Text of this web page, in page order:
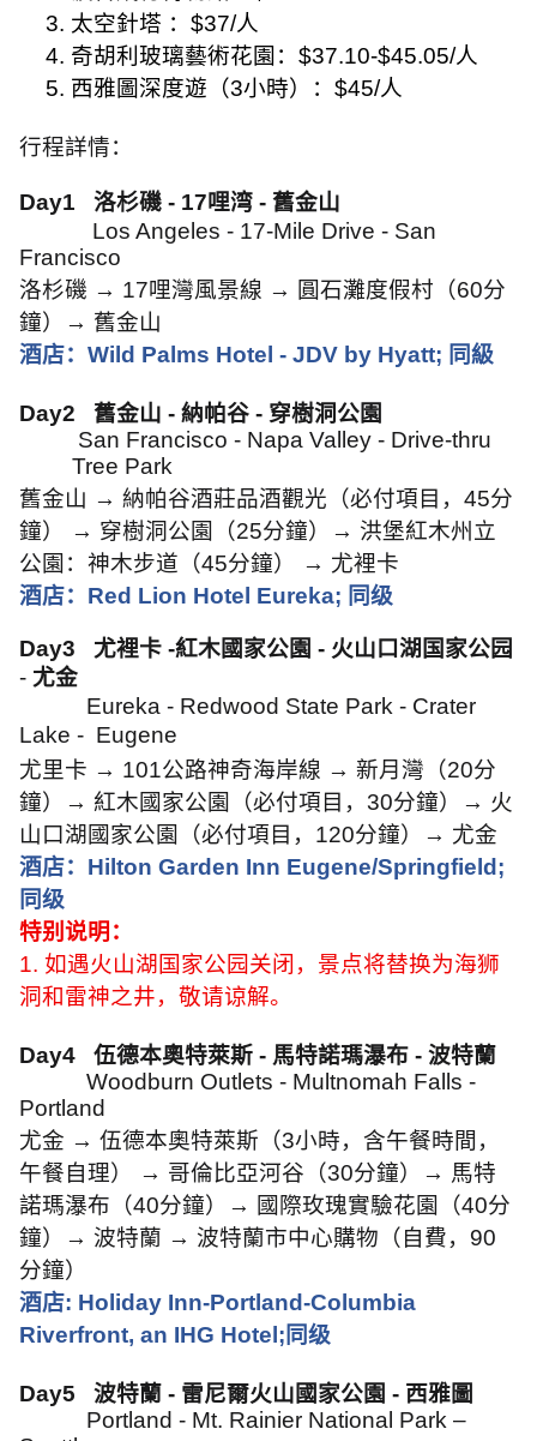
3. 太空針塔 ： $37/人
4. 奇胡利玻璃藝術花園： $37.10-$45.05/人
5. 西雅圖深度遊（3小時）： $45/人
行程詳情：
Day1 洛杉磯 - 17哩湾 - 舊金山
Los Angeles - 17-Mile Drive - San
Francisco
洛杉磯 → 17哩灣風景線 → 圓石灘度假村（60分
鐘）
→ 舊金山
酒店： Wild Palms Hotel - JDV by Hyatt; 同級
Day2 舊金山 - 納帕谷 - 穿樹洞公園
San Francisco - Napa Valley - Drive-thru
Tree Park
舊金山 → 納帕谷酒莊品酒觀光（必付項目， 45分
鐘）
→ 穿樹洞公園（25分鐘） → 洪堡紅木州立
公園：神木步道（45分鐘） → 尤裡卡
酒店： Red Lion Hotel Eureka; 同级
Day3 尤裡卡 -紅木國家公園 - 火山口湖国家公园
- 尤金
Eureka - Redwood State Park - Crater
Lake - Eugene
尤里卡 → 101公路神奇海岸線 → 新月灣（20分
鐘）
→ 紅木國家公園（必付項目， 30分鐘） → 火
山口湖國家公園（必付項目， 120分鐘） → 尤金
酒店： Hilton Garden Inn Eugene/Springfield;
同级
特别说明：
1. 如遇火山湖国家公园关闭，景点将替换为海狮
洞和雷神之井，敬请谅解。
Day4 伍德本奧特萊斯 - 馬特諾瑪瀑布 - 波特蘭
Woodburn Outlets - Multnomah Falls -
Portland
尤金 → 伍德本奧特萊斯（3小時，含午餐時間，
午餐自理）
→ 哥倫比亞河谷（30分鐘） → 馬特
諾瑪瀑布（40分鐘） → 國際玫瑰實驗花園（40分
鐘）
→ 波特蘭 → 波特蘭市中心購物（自費， 90
分鐘）
酒店: Holiday Inn-Portland-Columbia
Riverfront, an IHG Hotel; 同级
Day5 波特蘭 - 雷尼爾火山國家公園 - 西雅圖
Portland - Mt. Rainier National Park –